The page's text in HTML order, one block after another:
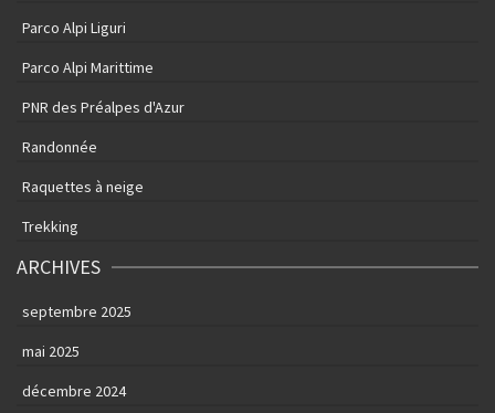
Parco Alpi Liguri
Parco Alpi Marittime
PNR des Préalpes d'Azur
Randonnée
Raquettes à neige
Trekking
ARCHIVES
septembre 2025
mai 2025
décembre 2024